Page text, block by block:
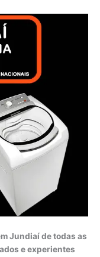
Jundiaí de todas as
e experientes